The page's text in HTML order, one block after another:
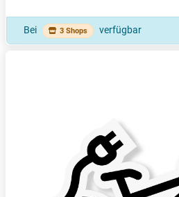
Bei 3 Shops verfügbar